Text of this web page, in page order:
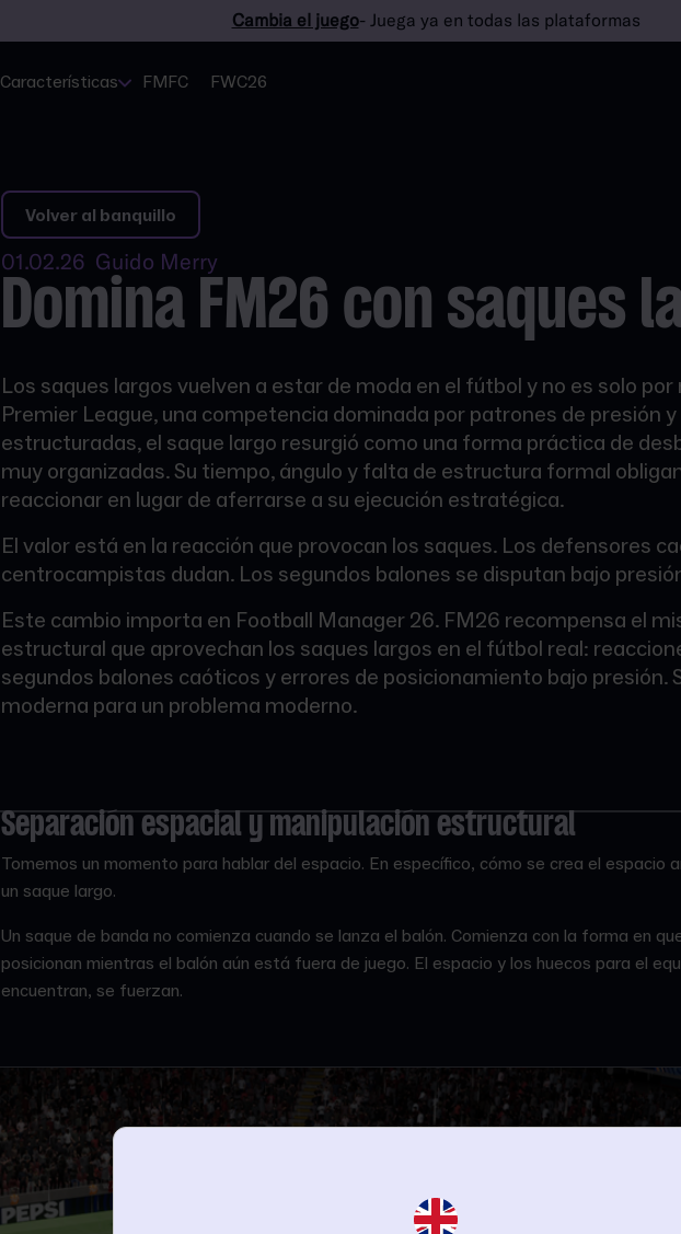
Cambia el juego- Juega ya en todas las plataformas
Características FMFC FWC26
Volver al banquillo
01.02.26 Guido Merry
Domina FM26 con saques
Los saques largos vuelven a estar de moda en el fútbol y no es solo por
Premier League, una competencia dominada por patrones de presión
estructuradas, el saque largo resurgió como una forma práctica de
muy organizadas. Su tiempo, ángulo y falta de estructura formal
reaccionar en lugar de aferrarse a su ejecución estratégica.
El valor está en la reacción que provocan los saques. Los defensores
centrocampistas dudan. Los segundos balones se disputan bajo
Este cambio importa en Football Manager 26. FM26 recompensa el
estructural que aprovechan los saques largos en el fútbol real:
segundos balones caóticos y errores de posicionamiento bajo presión.
moderna para un problema moderno.
Separación espacial y manipulación estructural
Tomemos un momento para hablar del espacio. En específico, cómo se crea el espacio
un saque largo.
Un saque de banda no comienza cuando se lanza el balón. Comienza con la forma en
posicionan mientras el balón aún está fuera de juego. El espacio y los huecos para el
encuentran, se fuerzan.